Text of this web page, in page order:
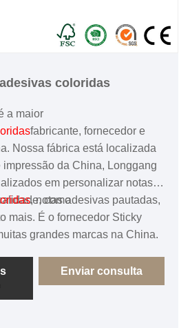
coloridas
a maior
fabricante, fornecedor e
Nossa fábrica está localizada
da China, Longgang
em personalizar notas
como
, notas adesivas pautadas,
mais. É o fornecedor Sticky
grandes marcas na China.
Enviar consulta